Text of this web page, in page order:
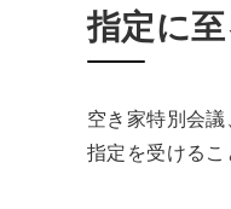
指定に
空き家特別会
指定を受ける